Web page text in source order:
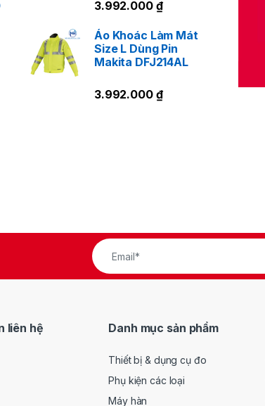
3.992.000 ₫
Áo Khoác Làm Mát
Size L Dùng Pin
Makita DFJ214AL
3.992.000 ₫
liên hệ Danh mục sản phẩm
Thiết bị & dụng cụ đo
Phụ kiện các loại
Máy hàn